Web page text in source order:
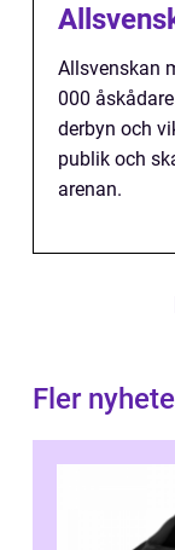
Allsvenskan
000
derbyn och
publik och
arenan.
Fler